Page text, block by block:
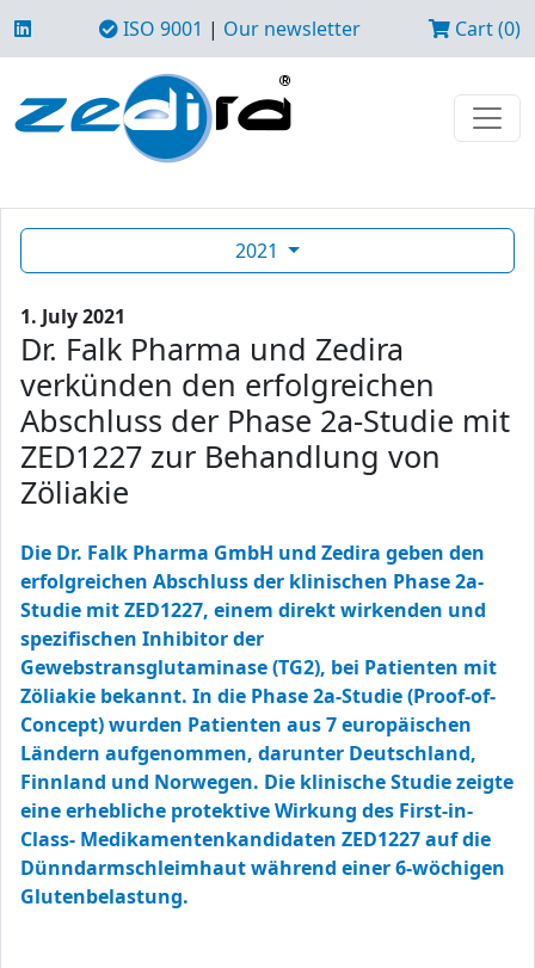
ISO 9001 | Our newsletter Cart (0)
2021
1. July 2021
Dr. Falk Pharma und Zedira
verkünden den erfolgreichen
Abschluss der Phase 2a-Studie mit
ZED1227 zur Behandlung von
Zöliakie
Die Dr. Falk Pharma GmbH und Zedira geben den
erfolgreichen Abschluss der klinischen Phase 2a-
Studie mit ZED1227, einem direkt wirkenden und
spezifischen Inhibitor der
Gewebstransglutaminase (TG2), bei Patienten mit
Zöliakie bekannt. In die Phase 2a-Studie (Proof-of-
Concept) wurden Patienten aus 7 europäischen
Ländern aufgenommen, darunter Deutschland,
Finnland und Norwegen. Die klinische Studie zeigte
eine erhebliche protektive Wirkung des First-in-
Class- Medikamentenkandidaten ZED1227 auf die
Dünndarmschleimhaut während einer 6-wöchigen
Glutenbelastung.